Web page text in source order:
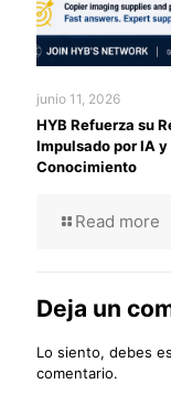
junio 11, 2026
HYB Refuerza su
Impulsado por IA
Conocimiento
Read more
Deja un
Lo siento, debes
comentario.